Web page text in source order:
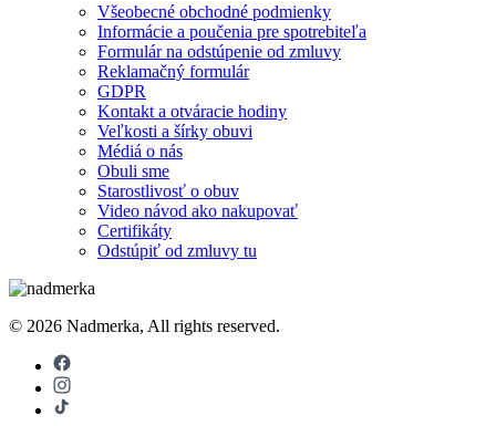
Všeobecné obchodné podmienky
Informácie a poučenia pre spotrebiteľa
Formulár na odstúpenie od zmluvy
Reklamačný formulár
GDPR
Kontakt a otváracie hodiny
Veľkosti a šírky obuvi
Médiá o nás
Obuli sme
Starostlivosť o obuv
Video návod ako nakupovať
Certifikáty
Odstúpiť od zmluvy tu
© 2026 Nadmerka, All rights reserved.